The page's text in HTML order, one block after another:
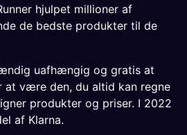
hjulpet millioner af
de bedste produkter til de
uafhængig og gratis at
at være den, du altid kan regne
produkter og priser. I 2022
af Klarna.